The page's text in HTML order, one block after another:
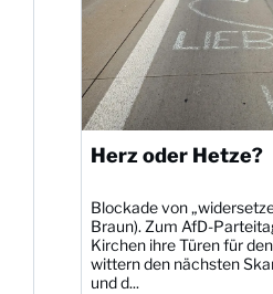
Herz oder Hetze?
Blockade von
Braun). Zum AfD-
Kirchen ihre Türen für
wittern den nächsten
und d...